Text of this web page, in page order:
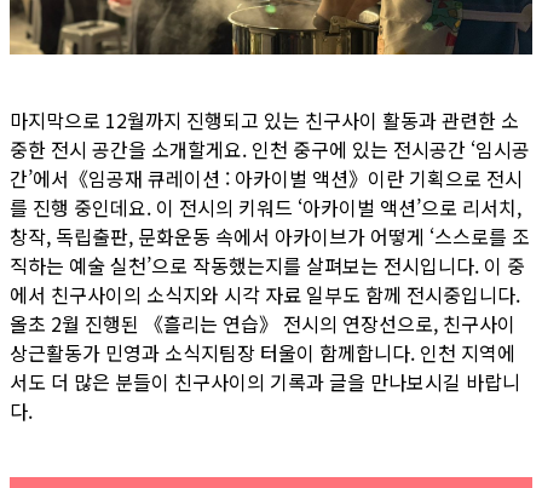
마지막으로 12월까지 진행되고 있는 친구사이 활동과 관련한 소
중한 전시 공간을 소개할게요. 인천 중구에 있는 전시공간 ‘임시공
간’에서《임공재 큐레이션 : 아카이벌 액션》이란 기획으로 전시
를 진행 중인데요. 이 전시의 키워드 ‘아카이벌 액션’으로 리서치,
창작, 독립출판, 문화운동 속에서 아카이브가 어떻게 ‘스스로를 조
직하는 예술 실천’으로 작동했는지를 살펴보는 전시입니다. 이 중
에서 친구사이의 소식지와 시각 자료 일부도 함께 전시중입니다.
올초 2월 진행된 《흘리는 연습》 전시의 연장선으로, 친구사이
상근활동가 민영과 소식지팀장 터울이 함께합니다. 인천 지역에
서도 더 많은 분들이 친구사이의 기록과 글을 만나보시길 바랍니
다.